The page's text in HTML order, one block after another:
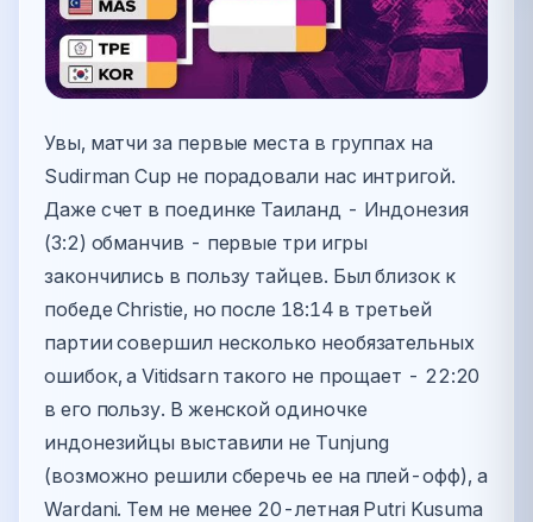
Увы, матчи за первые места в группах на
Sudirman Cup не порадовали нас интригой.
Даже счет в поединке Таиланд - Индонезия
(3:2) обманчив - первые три игры
закончились в пользу тайцев. Был близок к
победе Christie, но после 18:14 в третьей
партии совершил несколько необязательных
ошибок, а Vitidsarn такого не прощает - 22:20
в его пользу. В женской одиночке
индонезийцы выставили не Tunjung
(возможно решили сберечь ее на плей-офф), а
Wardani. Тем не менее 20-летная Putri Kusuma